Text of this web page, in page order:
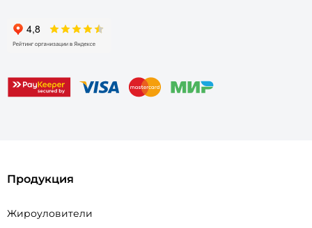
Продукция
Жироуловители